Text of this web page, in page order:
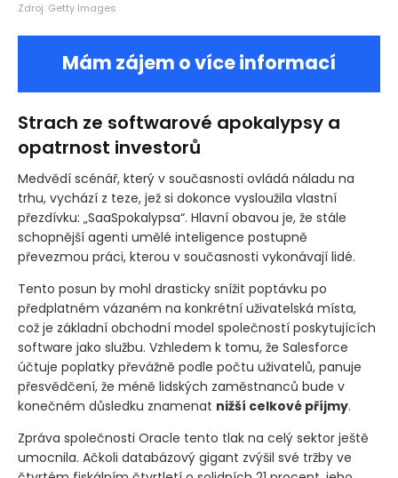
Zdroj: Getty Images
Mám zájem o více informací
Strach ze softwarové apokalypsy a
opatrnost investorů
Medvědí scénář, který v současnosti ovládá náladu na
trhu, vychází z teze, jež si dokonce vysloužila vlastní
přezdívku: „SaaSpokalypsa“. Hlavní obavou je, že stále
schopnější agenti umělé inteligence postupně
převezmou práci, kterou v současnosti vykonávají lidé.
Tento posun by mohl drasticky snížit poptávku po
předplatném vázaném na konkrétní uživatelská místa,
což je základní obchodní model společností poskytujících
software jako službu. Vzhledem k tomu, že Salesforce
účtuje poplatky převážně podle počtu uživatelů, panuje
přesvědčení, že méně lidských zaměstnanců bude v
konečném důsledku znamenat nižší celkové příjmy.
Zpráva společnosti Oracle tento tlak na celý sektor ještě
umocnila. Ačkoli databázový gigant zvýšil své tržby ve